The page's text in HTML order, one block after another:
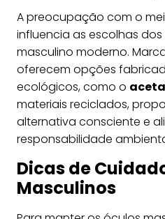
A preocupação com o
influencia as escolhas
masculino moderno.
oferecem opções
ecológicos, como o
materiais reciclados,
alternativa consciente e
responsabilidade
Dicas de
Masculinos